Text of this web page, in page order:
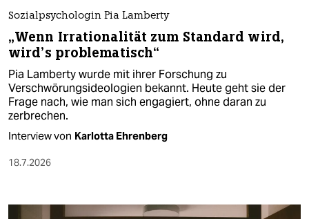
Sozialpsychologin Pia Lamberty
„Wenn Irrationalität zum Standard wird,
wird’s problematisch“
Pia Lamberty wurde mit ihrer Forschung zu
Verschwörungsideologien bekannt. Heute geht sie der
Frage nach, wie man sich engagiert, ohne daran zu
zerbrechen.
Interview von Karlotta Ehrenberg
18.7.2026